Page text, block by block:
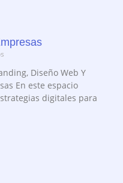
Diseño Web Y
En este espacio
digitales para